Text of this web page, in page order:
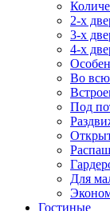
2-х
3-х
4-х
Во всю
Под
Для
Гостиные